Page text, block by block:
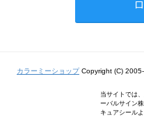
カラーミーショップCopyright (C)
当サイトでは
ーバルサイン
キュアシール